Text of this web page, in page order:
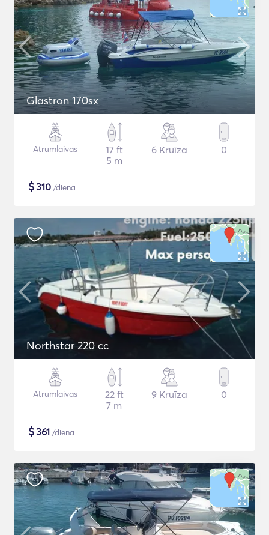
Glastron 170sx
Ātrumlaivas
17 ft
5 m
6 Kruīza 0
$310 /diena
Northstar 220 cc
Ātrumlaivas
22 ft
7 m
9 Kruīza 0
$361 /diena